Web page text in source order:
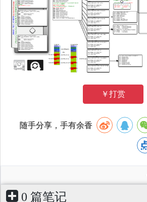
￥打赏
随手分享，手有余香
0 篇笔记